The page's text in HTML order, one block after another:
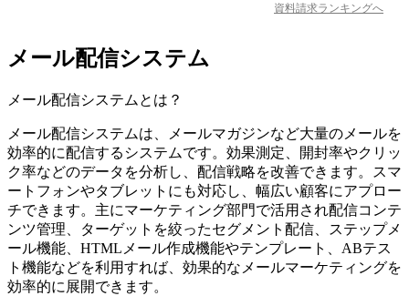
資料請求ランキングへ
メール配信システム
メール配信システム とは？
メール配信システムは、メールマガジンなど大量のメールを
効率的に配信するシステムです。効果測定、開封率やクリッ
ク率などのデータを分析し、配信戦略を改善できます。スマ
ートフォンやタブレットにも対応し、幅広い顧客にアプロー
チできます。主にマーケティング部門で活用され配信コンテ
ンツ管理、ターゲットを絞ったセグメント配信、ステップメ
ール機能、HTMLメール作成機能やテンプレート、ABテス
ト機能などを利用すれば、効果的なメールマーケティングを
効率的に展開できます。